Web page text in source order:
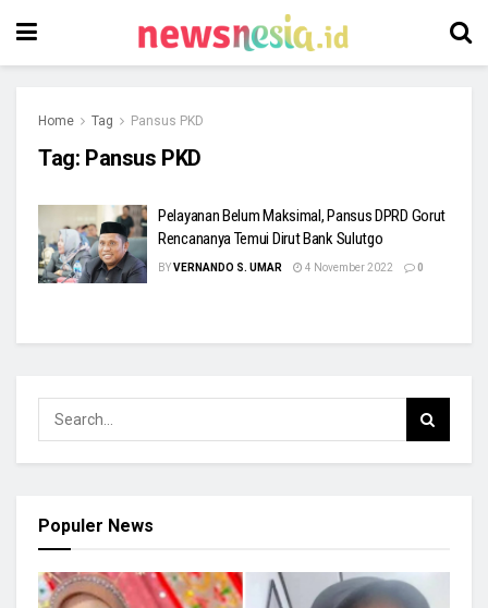
Home Tag Pansus PKD
Tag: Pansus PKD
Pelayanan Belum Maksimal, Pansus DPRD Gorut
Rencananya Temui Dirut Bank Sulutgo
BYVERNANDO S. UMAR 4 November 2022 0
Populer News